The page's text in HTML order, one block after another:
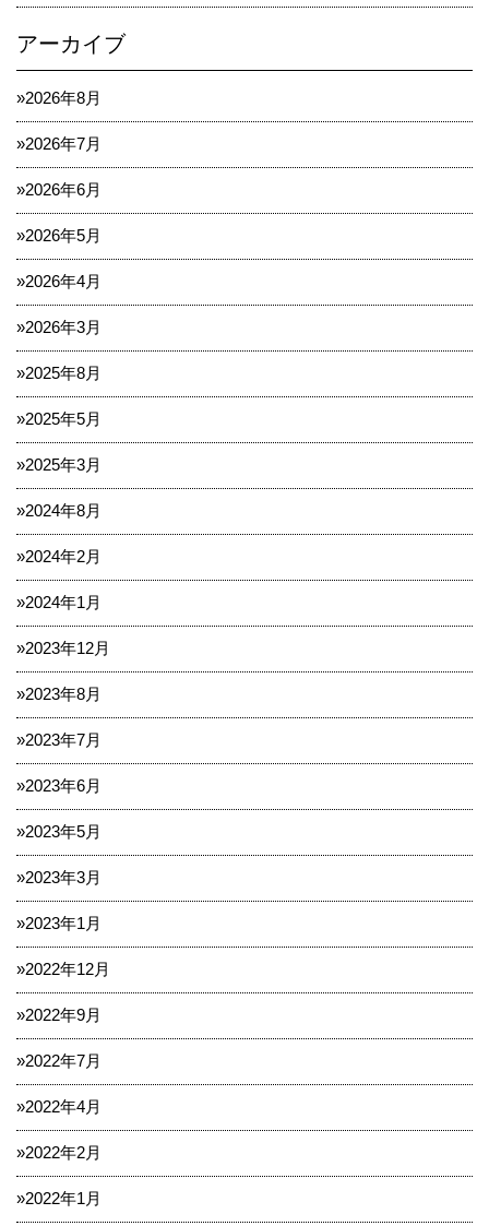
アーカイブ
2026年8月
2026年7月
2026年6月
2026年5月
2026年4月
2026年3月
2025年8月
2025年5月
2025年3月
2024年8月
2024年2月
2024年1月
2023年12月
2023年8月
2023年7月
2023年6月
2023年5月
2023年3月
2023年1月
2022年12月
2022年9月
2022年7月
2022年4月
2022年2月
2022年1月